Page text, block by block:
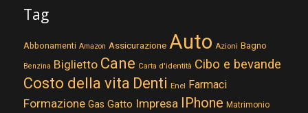
Tag
Abbonamenti Amazon Assicurazione Auto Azioni Bagno
Benzina Biglietto Cane Carta d'identità Cibo e bevande
Costo della vita Denti Enel Farmaci
Formazione Gas Gatto Impresa IPhone Matrimonio